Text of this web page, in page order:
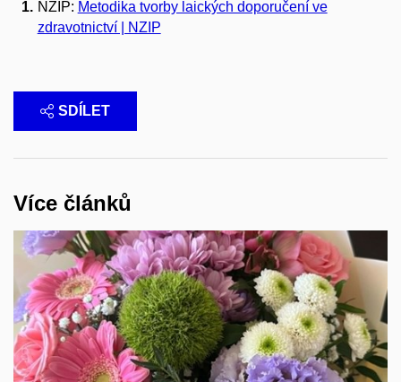
NZIP: Metodika tvorby laických doporučení ve
zdravotnictví | NZIP
SDÍLET
Více článků